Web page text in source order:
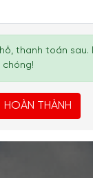
thanh toán sau.
HOÀN THÀNH